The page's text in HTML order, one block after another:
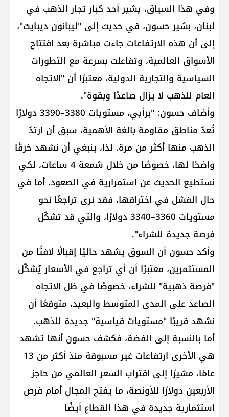
وفي هذا السياق، يشير أحد كبار تجار الذهب في
لبنان، بشير حسون، في حديث إلى "ليبانون ديبايت"،
إلى أن هذه الارتفاعات جاءت مباشرة بعد افتتاح
الأسواق العالمية، وتفاعلت بسرعة مع التطورات
السياسية والتجارية الدولية، معتبرًا أن "الاتجاه
العام للذهب لا يزال صاعدًا وبقوة".
وأضاف حسون: "برأيي، مستويات 3380–3390 دولارًا
تُعدّ مناطق مقاومة بالغة الأهمية، سبق أن ارتدّ
الذهب منها أكثر من مرة. لذا، ينبغي أن نشهد خرقًا
واضحًا لها، خصوصًا من خلال شمعة 4 ساعات، لكي
نستطيع الحديث عن استمرارية في الصعود. أما في
حال الفشل في اختراقها، فقد نرى تراجعًا نحو
مستويات 3360–3340 دولارًا، والتي قد تشكّل
فرصة جديدة للشراء".
وأكد حسون أن السوق يشهد حاليًا إقبالًا لافتًا من
المستثمرين، معتبرًا أن أي تراجع في الأسعار يُشكّل
"فرصة ذهبية" للشراء، خصوصًا في ظل الاتجاه
الصاعد على المدى المتوسط والبعيد، متوقعًا أن
نشهد قريبًا "مستويات قياسية" جديدة للذهب.
أما بالنسبة إلى الفضة، فكشف حسون أنها تشهد
هي الأخرى ارتفاعات غير مسبوقة منذ أكثر من 13
عامًا، مشيرًا إلى اقتراب السعر العالمي من حاجز
الأربعين دولارًا للأونصة، ما يفتح المجال أمام فرص
استثمارية جديدة في هذا القطاع أيضًا